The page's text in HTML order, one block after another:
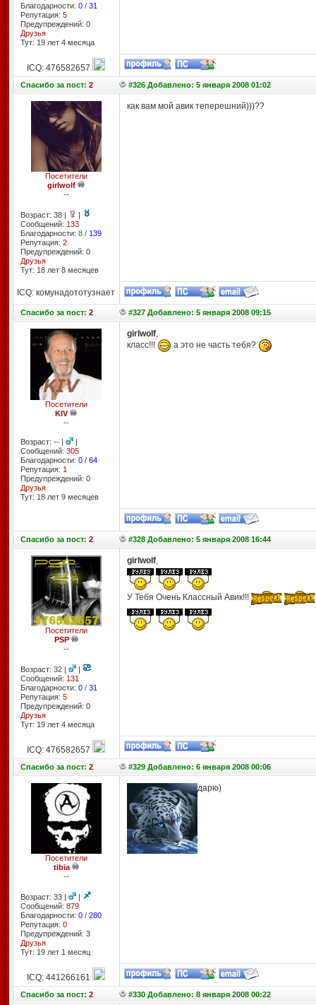
Благодарности: 0/ 31
Репутация: 5
Предупреждений: 0
Друзья
Тут: 19 лет 4 месяцa
ICQ: 476582657
Спасибоза пост: 2 #326 Добавлено: 5 января 2008 01:02
Посетители
girlwolf
--
Возраст: 38 |
|
Сообщений: 133
Благодарности: 8/ 139
Репутация: 2
Предупреждений: 0
Друзья
Тут: 18 лет 8 месяцев
как вам мой авик теперешний)))??
ICQ: комунадототузнает
Спасибоза пост: 2 #327 Добавлено: 5 января 2008 09:15
Посетители
KIV
--
Возраст: -- |
|
Сообщений: 305
Благодарности: 0/ 64
Репутация: 1
Предупреждений: 0
Друзья
Тут: 18 лет 9 месяцев
girlwolf,
класс!!!
а это не часть тебя?
Спасибоза пост: 2 #328 Добавлено: 5 января 2008 16:44
Посетители
PSP
--
Возраст: 32 |
|
Сообщений: 131
Благодарности: 0/ 31
Репутация: 5
Предупреждений: 0
Друзья
Тут: 19 лет 4 месяцa
girlwolf,
У Тебя Очень Классный Авик!!!
ICQ: 476582657
Спасибоза пост: 2 #329 Добавлено: 6 января 2008 00:06
Посетители
tibia
--
Возраст: 33 |
|
Сообщений: 879
Благодарности: 0/ 280
Репутация: 0
Предупреждений: 3
Друзья
Тут: 19 лет 1 месяц
дарю)
ICQ: 441266161
Спасибоза пост: 2 #330 Добавлено: 8 января 2008 00:22